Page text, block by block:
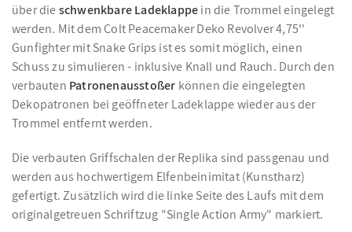
über dieschwenkbare Ladeklappein die Trommel eingelegt
werden. Mit dem Colt Peacemaker Deko Revolver 4,75''
Gunfighter mit Snake Grips ist es somit möglich, einen
Schuss zu simulieren - inklusive Knall und Rauch. Durch den
verbauten Patronenausstoßer können die eingelegten
Dekopatronen bei geöffneter Ladeklappe wieder aus der
Trommel entfernt werden.
Die verbauten Griffschalen der Replika sind passgenau und
werden aus hochwertigem Elfenbeinimitat (Kunstharz)
gefertigt. Zusätzlich wird die linke Seite des Laufs mit dem
originalgetreuen Schriftzug "Single Action Army" markiert.